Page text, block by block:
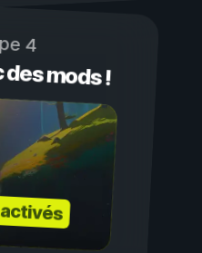
4
mods !